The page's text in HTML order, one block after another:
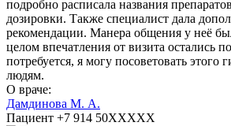
подробно расписала названия
дозировки. Также специалист дала
рекомендации. Манера общения у неё
целом впечатления от визита остались
потребуется, я могу посоветовать этого
людям.
О враче:
Дамдинова М. А.
Пациент +7 914 50XXXXX